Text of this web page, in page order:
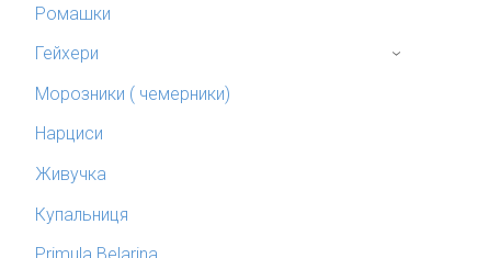
Ромашки
Гейхери
›
Морозники ( чемерники)
Нарциси
Живучка
Купальниця